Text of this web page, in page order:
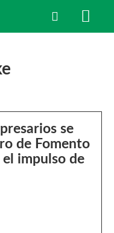
se
de Fomento
impulso de